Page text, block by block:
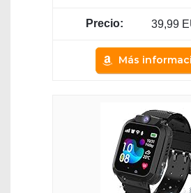
39,99
Más